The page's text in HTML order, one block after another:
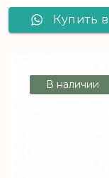
Купить
В наличии